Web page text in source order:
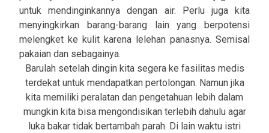
untuk mendinginkannya dengan air. Perlu juga kita
menyingkirkan barang-barang lain yang berpotensi
melengket ke kulit karena lelehan panasnya. Semisal
pakaian dan sebagainya.
Barulah setelah dingin kita segera ke fasilitas medis
terdekat untuk mendapatkan pertolongan. Namun jika
kita memiliki peralatan dan pengetahuan lebih dalam
mungkin kita bisa mengondisikan terlebih dahulu agar
luka bakar tidak bertambah parah. Di lain waktu istri